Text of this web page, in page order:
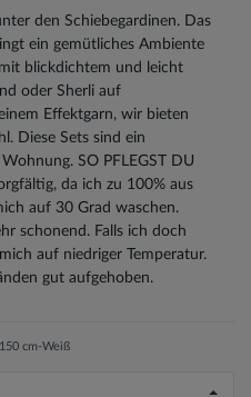
den Schiebegardinen. Das
ein gemütliches Ambiente
blickdichtem und leicht
oder Sherli auf
Effektgarn, wir bieten
Diese Sets sind ein
SO PFLEGST DU
da ich zu 100% aus
auf 30 Grad waschen.
schonend. Falls ich doch
auf niedriger Temperatur.
gut aufgehoben.
cm-Weiß